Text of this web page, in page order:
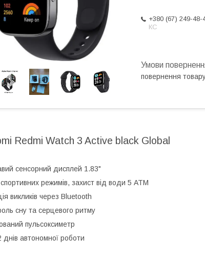
+380 (67) 249-48-
КС
повернення
Redmi Watch 3 Active black Global
сенсорний дисплей 1.83"
режимів, захист від води 5 ATM
викликів через Bluetooth
сну та серцевого ритму
пульсоксиметр
днів автономної роботи